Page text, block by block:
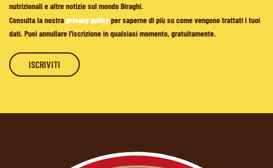
nutrizionali e altre notizie sul mondo Biraghi.
Consulta la nostraprivacy policyper saperne di più su come vengono trattati i tuoi
dati. Puoi annullare l'iscrizione in qualsiasi momento, gratuitamente.